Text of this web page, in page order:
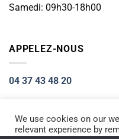
Samedi: 09h30-18h00
APPELEZ-NOUS
04 37 43 48 20
Visa
We use cookies on our
relevant experience by